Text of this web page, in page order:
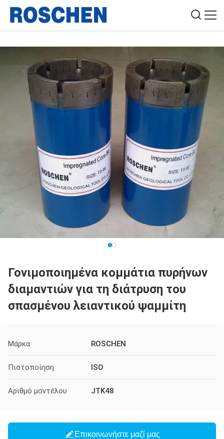
Γονιμοποιημένα κομμάτια πυρήνων
διαμαντιών για τη διάτρυση του
σπασμένου λειαντικού ψαμμίτη
Μάρκα ROSCHEN
Πιστοποίηση ISO
Αριθμό μοντέλου JTK48
Επικοινωνήστε μαζί μας